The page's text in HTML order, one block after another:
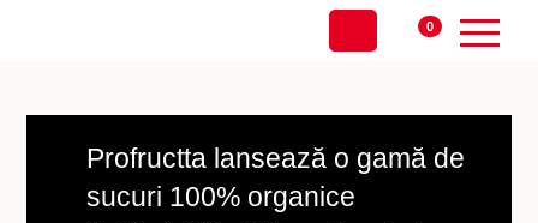
0
Profructta lansează o gamă de
sucuri 100% organice